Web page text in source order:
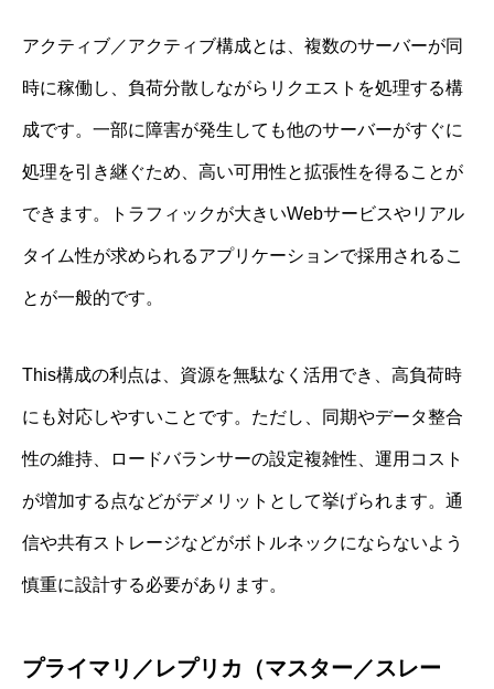
アクティブ／アクティブ構成とは、複数のサーバーが同
時に稼働し、負荷分散しながらリクエストを処理する構
成です。一部に障害が発生しても他のサーバーがすぐに
処理を引き継ぐため、高い可用性と拡張性を得ることが
できます。トラフィックが大きいWebサービスやリアル
タイム性が求められるアプリケーションで採用されるこ
とが一般的です。
This構成の利点は、資源を無駄なく活用でき、高負荷時
にも対応しやすいことです。ただし、同期やデータ整合
性の維持、ロードバランサーの設定複雑性、運用コスト
が増加する点などがデメリットとして挙げられます。通
信や共有ストレージなどがボトルネックにならないよう
慎重に設計する必要があります。
プライマリ／レプリカ（マスター／スレー